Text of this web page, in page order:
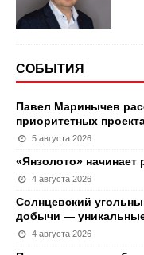
СОБЫТИЯ
Павел Маринычев
приоритетных
5 августа 2026
«Янзолото» начинает
4 августа 2026
Солнцевский
добычи —
4 августа 2026